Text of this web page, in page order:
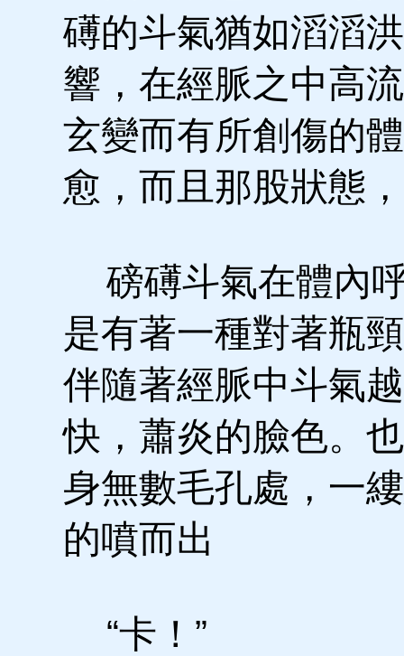
礡的斗氣猶如滔滔
響，在經脈之中高
玄變而有所創傷的
愈，而且那股狀態
磅礡斗氣在體內
是有著一種對著瓶
伴隨著經脈中斗氣
快，蕭炎的臉色。
身無數毛孔處，一
的噴而出
“卡！”